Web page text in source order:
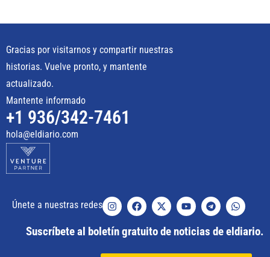
Gracias por visitarnos y compartir nuestras
historias. Vuelve pronto, y mantente
actualizado.
Mantente informado
+1 936/342-7461
hola@eldiario.com
Únete a nuestras redes
Suscríbete al boletín gratuito de noticias de eldiario.